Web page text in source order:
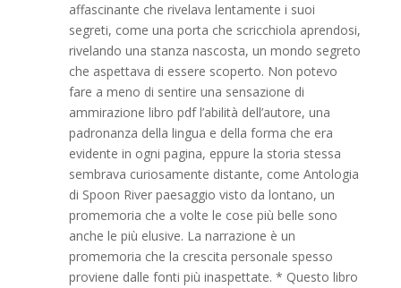
affascinante che rivelava lentamente i suoi
segreti, come una porta che scricchiola aprendosi,
rivelando una stanza nascosta, un mondo segreto
che aspettava di essere scoperto. Non potevo
fare a meno di sentire una sensazione di
ammirazione libro pdf l’abilità dell’autore, una
padronanza della lingua e della forma che era
evidente in ogni pagina, eppure la storia stessa
sembrava curiosamente distante, come Antologia
di Spoon River paesaggio visto da lontano, un
promemoria che a volte le cose più belle sono
anche le più elusive. La narrazione è un
promemoria che la crescita personale spesso
proviene dalle fonti più inaspettate. * Questo libro